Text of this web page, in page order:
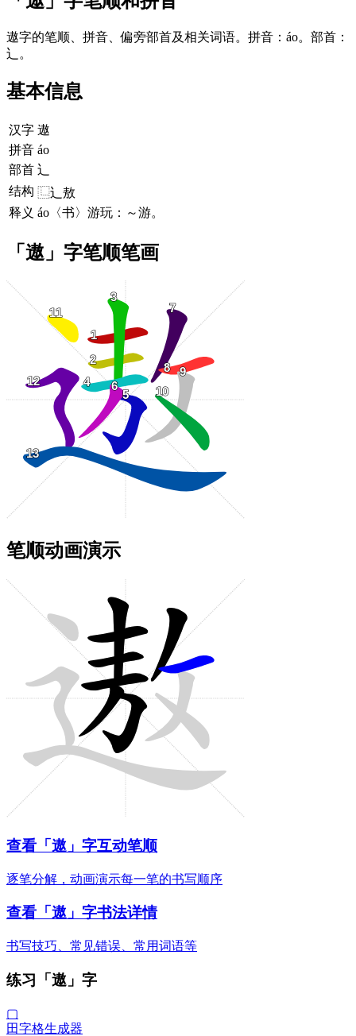
遨字的笔顺、拼音、偏旁部首及相关词语。拼音：áo。部首：
辶。
基本信息
汉字 遨
拼音 áo
部首 辶
结构 ⿺辶敖
释义 áo〈书〉游玩：～游。
「遨」字笔顺笔画
笔顺动画演示
查看「遨」字互动笔顺
逐笔分解，动画演示每一笔的书写顺序
查看「遨」字书法详情
书写技巧、常见错误、常用词语等
练习「遨」字
▢
田字格生成器